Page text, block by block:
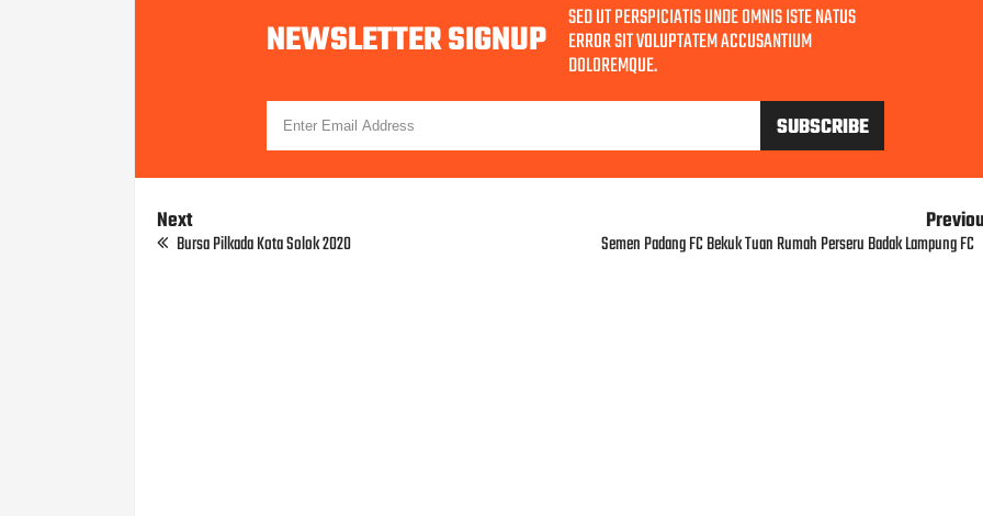
NEWSLETTER SIGNUP SED UT PERSPICIATIS UNDE OMNIS ISTE NATUS
ERROR SIT VOLUPTATEM ACCUSANTIUM
DOLOREMQUE.
Next
Bursa Pilkada Kota Solok 2020 Semen Padang FC Bekuk Tuan Rumah Perseru Badak Lampung FC